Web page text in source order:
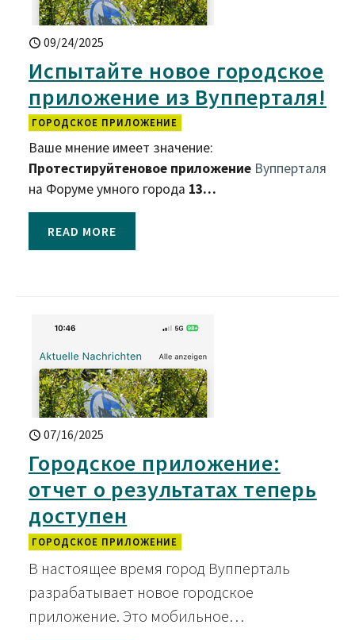
09/24/2025
Испытайте новое городское
приложение из Вупперталя!
ГОРОДСКОЕ ПРИЛОЖЕНИЕ
Ваше мнение имеет значение:
Протестируйтеновое приложение Вупперталя
на Форуме умного города 13…
READ MORE
07/16/2025
Городское приложение:
отчет о результатах теперь
доступен
ГОРОДСКОЕ ПРИЛОЖЕНИЕ
В настоящее время город Вупперталь
разрабатывает новое городское
приложение. Это мобильное…